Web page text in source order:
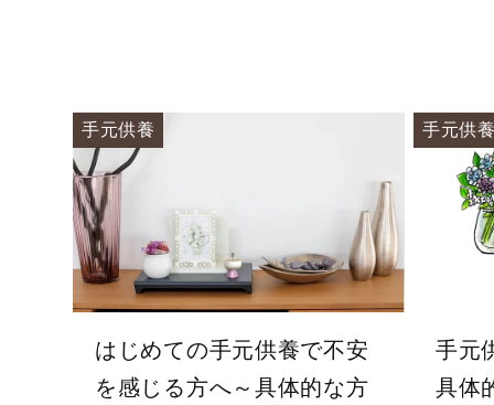
手元供養
はじめての手元供養で不安
を感じる方へ～具体的な方
手元供
手元
具体